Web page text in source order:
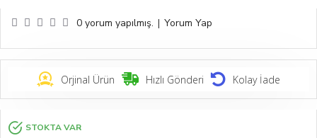
Orjinal Ürün Hızlı Gönderi Kolay İade
0 yorum yapılmış. | Yorum Yap
STOKTA VAR